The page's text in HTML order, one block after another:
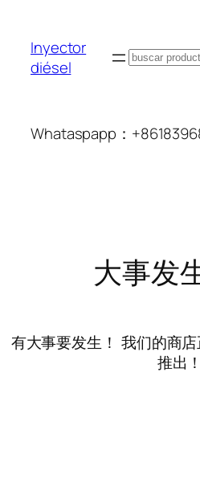
Inyector
diésel
搜
Whataspapp：
大事发
有大事要发生！ 我们的商
推出！